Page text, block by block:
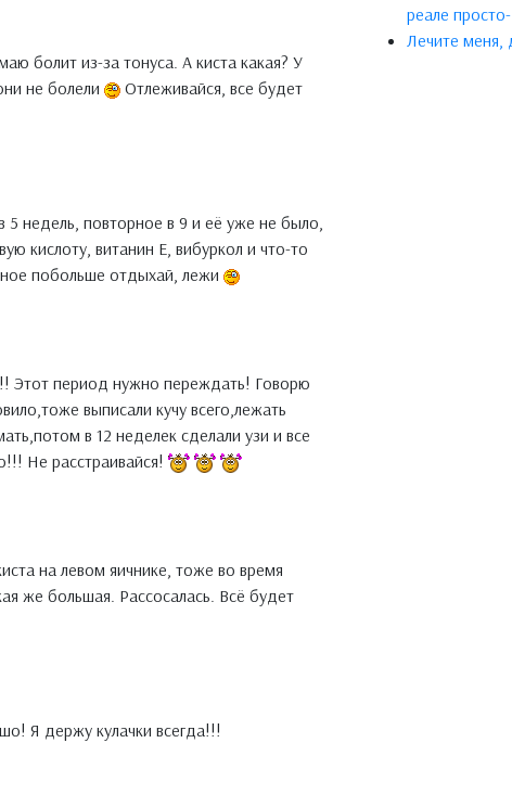
болит из-за тонуса. А киста какая? У
не болели
Отлеживайся, все будет
недель, повторное в 9 и её уже не было,
кислоту, витанин Е, вибуркол и что-то
побольше отдыхай, лежи
Этот период нужно переждать! Говорю
выписали кучу всего,лежать
в 12 неделек сделали узи и все
Не расстраивайся!
на левом яичнике, тоже во время
же большая. Рассосалась. Всё будет
Я держу кулачки всегда!!!
реале
Лечите меня,